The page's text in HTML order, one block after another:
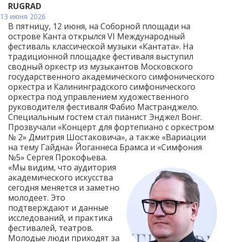
RUGRAD
13 июня 2026
В пятницу, 12 июня, на Соборной площади на
острове Канта открылся VI Международный
фестиваль классической музыки «Кантата». На
традиционной площадке фестиваля выступил
сводный оркестр из музыкантов Московского
государственного академического симфонического
оркестра и Калининградского симфонического
оркестра под управлением художественного
руководителя фестиваля Фабио Мастранджело.
Специальным гостем стал пианист Энджел Вонг.
Прозвучали «Концерт для фортепиано с оркестром
№ 2» Дмитрия Шостаковича», а также «Вариации
на тему Гайдна» Йоганнеса Брамса и «Симфония
№5» Сергея Прокофьева.
«Мы видим, что аудитория
академического искусства
сегодня меняется и заметно
молодеет. Это
подтверждают и данные
исследований, и практика
фестивалей, театров.
Молодые люди приходят за